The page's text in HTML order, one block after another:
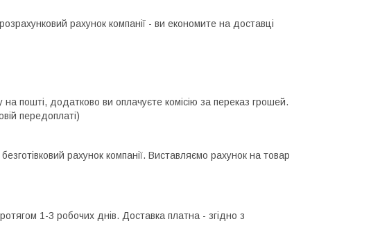
рахунок компанії - ви економите на доставці
на пошті, додатково ви оплачуєте комісію за переказ грошей.
передоплаті)
рахунок компанії. Виставляємо рахунок на товар
1-3 робочих днів. Доставка платна - згідно з